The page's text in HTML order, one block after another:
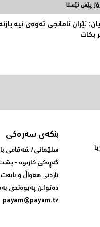
ئێران ئامانجی ئه‌وه‌ی نیه‌
بكات
بنکەی سەرەکی
سلێمانی/ شه‌قامی
گه‌ڕه‌کی کازیوه‌ -
ناردنی‌ هه‌واڵ و
ده‌توانن په‌یوه‌ندی‌
payam@payam.tv